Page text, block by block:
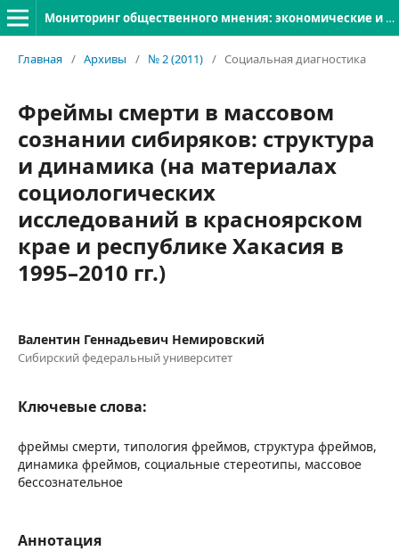
Мониторинг общественного мнения: экономические и социальные перемены
Главная / Архивы / № 2 (2011) / Социальная диагностика
Фреймы смерти в массовом
сознании сибиряков: структура
и динамика (на материалах
социологических
исследований в красноярском
крае и республике Хакасия в
1995–2010 гг.)
Валентин Геннадьевич Немировский
Сибирский федеральный университет
Ключевые слова:
фреймы смерти, типология фреймов, структура фреймов,
динамика фреймов, социальные стереотипы, массовое
бессознательное
Аннотация